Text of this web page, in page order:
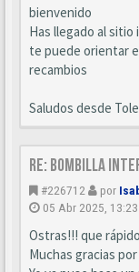
bienvenido
Has llegado al
te puede orientar
recambios
Saludos desde
Re: BOMBILLA
#226712 por
05 Abr 2025, 13:23
Ostras!!! que
Muchas gracias